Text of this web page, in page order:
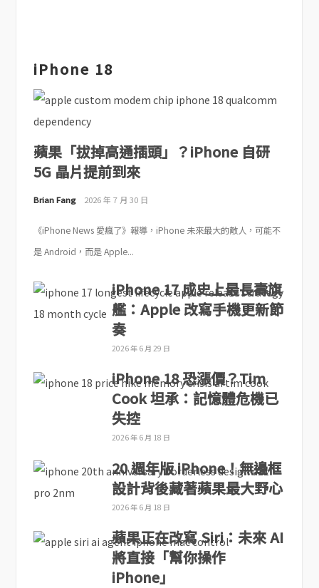
iPhone 18
蘋果「拔掉高通插頭」？iPhone 自研
5G 晶片提前到來
Brian Fang 2026 年 7 月 30 日
《iPhone News 愛瘋了》報導，iPhone 未來最大的敵人，可能不
是 Android，而是 Apple...
iPhone 17 成史上最長壽旗
艦：Apple 改寫手機更新節
奏
2026 年 6 月 29 日
iPhone 18 恐漲價？Tim
Cook 坦承：記憶體危機已
失控
2026 年 6 月 18 日
20 週年版 iPhone！無邊框
設計背後藏著蘋果最大野心
2026 年 6 月 18 日
蘋果正在改寫 Siri：未來 AI
將直接「幫你操作
iPhone」